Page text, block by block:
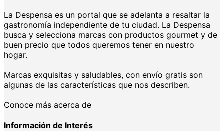
La Despensa es un portal que se adelanta a resaltar la
gastronomía independiente de tu ciudad. La Despensa
busca y selecciona marcas con productos gourmet y de
buen precio que todos queremos tener en nuestro
hogar.
Marcas exquisitas y saludables, con envío gratis son
algunas de las características que nos describen.
Conoce más acerca de
Información de Interés